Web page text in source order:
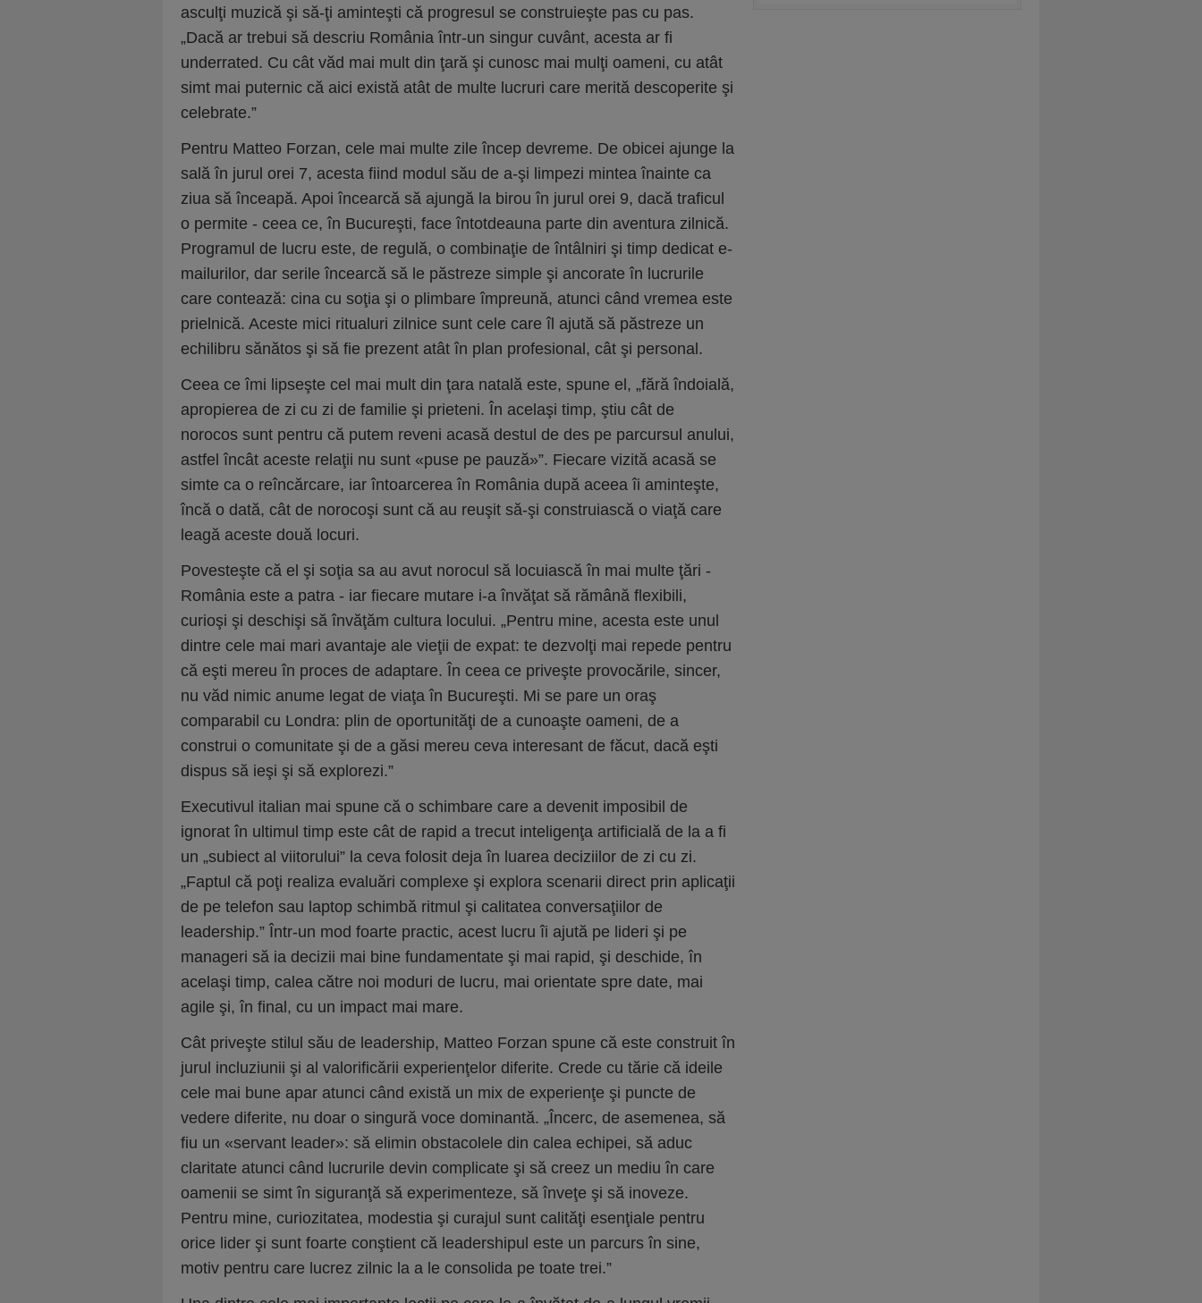
asculţi muzică şi să-ţi aminteşti că progresul se construieşte pas cu pas.
„Dacă ar trebui să descriu România într-un singur cuvânt, acesta ar fi
underrated. Cu cât văd mai mult din ţară şi cunosc mai mulţi oameni, cu atât
simt mai puternic că aici există atât de multe lucruri care merită descoperite şi
celebrate.”
Pentru Matteo Forzan, cele mai multe zile încep devreme. De obicei ajunge la
sală în jurul orei 7, acesta fiind modul său de a-şi limpezi mintea înainte ca
ziua să înceapă. Apoi încearcă să ajungă la birou în jurul orei 9, dacă traficul
o permite - ceea ce, în Bucureşti, face întotdeauna parte din aventura zilnică.
Programul de lucru este, de regulă, o combinaţie de întâlniri şi timp dedicat e-
mailurilor, dar serile încearcă să le păstreze simple şi ancorate în lucrurile
care contează: cina cu soţia şi o plimbare împreună, atunci când vremea este
prielnică. Aceste mici ritualuri zilnice sunt cele care îl ajută să păstreze un
echilibru sănătos şi să fie prezent atât în plan profesional, cât şi personal.
Ceea ce îmi lipseşte cel mai mult din ţara natală este, spune el, „fără îndoială,
apropierea de zi cu zi de familie şi prieteni. În acelaşi timp, ştiu cât de
norocos sunt pentru că putem reveni acasă destul de des pe parcursul anului,
astfel încât aceste relaţii nu sunt «puse pe pauză»”. Fiecare vizită acasă se
simte ca o reîncărcare, iar întoarcerea în România după aceea îi aminteşte,
încă o dată, cât de norocoşi sunt că au reuşit să-şi construiască o viaţă care
leagă aceste două locuri.
Povesteşte că el şi soţia sa au avut norocul să locuiască în mai multe ţări -
România este a patra - iar fiecare mutare i-a învăţat să rămână flexibili,
curioşi şi deschişi să învăţăm cultura locului. „Pentru mine, acesta este unul
dintre cele mai mari avantaje ale vieţii de expat: te dezvolţi mai repede pentru
că eşti mereu în proces de adaptare. În ceea ce priveşte provocările, sincer,
nu văd nimic anume legat de viaţa în Bucureşti. Mi se pare un oraş
comparabil cu Londra: plin de oportunităţi de a cunoaşte oameni, de a
construi o comunitate şi de a găsi mereu ceva interesant de făcut, dacă eşti
dispus să ieşi şi să explorezi.”
Executivul italian mai spune că o schimbare care a devenit imposibil de
ignorat în ultimul timp este cât de rapid a trecut inteligenţa artificială de la a fi
un „subiect al viitorului” la ceva folosit deja în luarea deciziilor de zi cu zi.
„Faptul că poţi realiza evaluări complexe şi explora scenarii direct prin aplicaţii
de pe telefon sau laptop schimbă ritmul şi calitatea conversaţiilor de
leadership.” Într-un mod foarte practic, acest lucru îi ajută pe lideri şi pe
manageri să ia decizii mai bine fundamentate şi mai rapid, şi deschide, în
acelaşi timp, calea către noi moduri de lucru, mai orientate spre date, mai
agile şi, în final, cu un impact mai mare.
Cât priveşte stilul său de leadership, Matteo Forzan spune că este construit în
jurul incluziunii şi al valorificării experienţelor diferite. Crede cu tărie că ideile
cele mai bune apar atunci când există un mix de experienţe şi puncte de
vedere diferite, nu doar o singură voce dominantă. „Încerc, de asemenea, să
fiu un «servant leader»: să elimin obstacolele din calea echipei, să aduc
claritate atunci când lucrurile devin complicate şi să creez un mediu în care
oamenii se simt în siguranţă să experimenteze, să înveţe şi să inoveze.
Pentru mine, curiozitatea, modestia şi curajul sunt calităţi esenţiale pentru
orice lider şi sunt foarte conştient că leadershipul este un parcurs în sine,
motiv pentru care lucrez zilnic la a le consolida pe toate trei.”